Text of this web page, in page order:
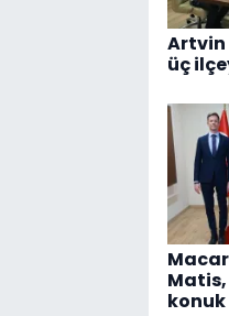
Artvin
üç
Matis,